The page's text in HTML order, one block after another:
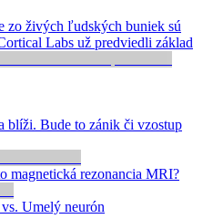
zo živých ľudských buniek sú
Labs už predviedli základ
blíži. Bude to zánik či vzostup
magnetická rezonancia MRI?
Umelý neurón